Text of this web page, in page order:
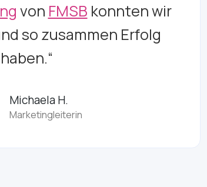
von FMSB konnten wir
so zusammen Erfolg
haben.“
Michaela H.​
Marketingleiterin